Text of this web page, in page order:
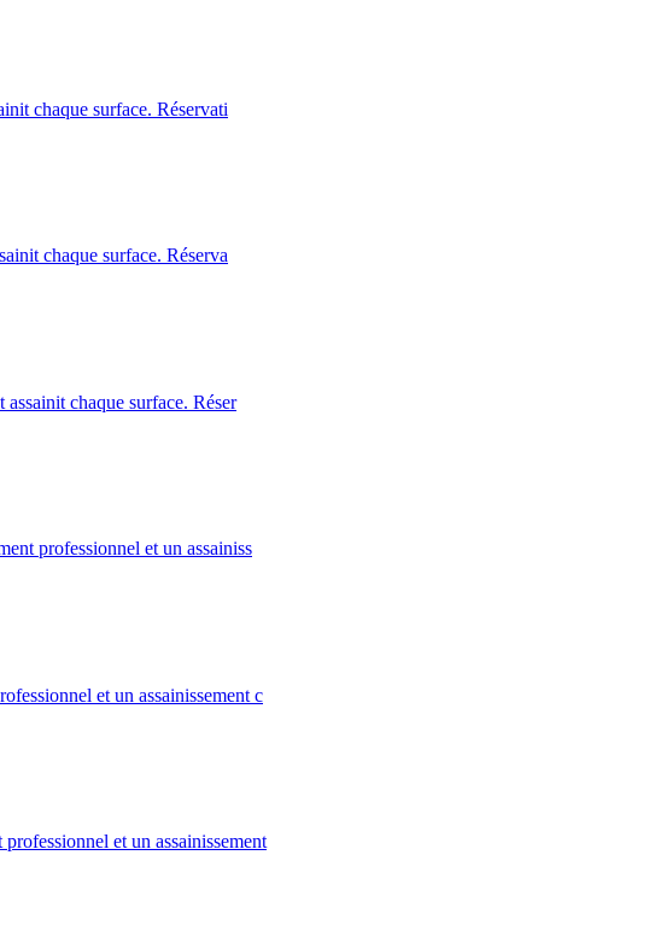
chaque surface. Réservati
chaque surface. Réserva
chaque surface. Réser
professionnel et un assainiss
et un assainissement c
et un assainissement